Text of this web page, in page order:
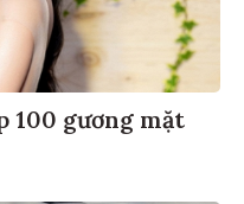
100 gương mặt